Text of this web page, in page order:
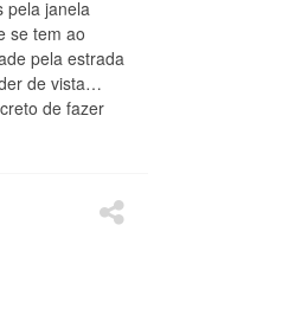
pela janela
se tem ao
pela estrada
de vista…
de fazer